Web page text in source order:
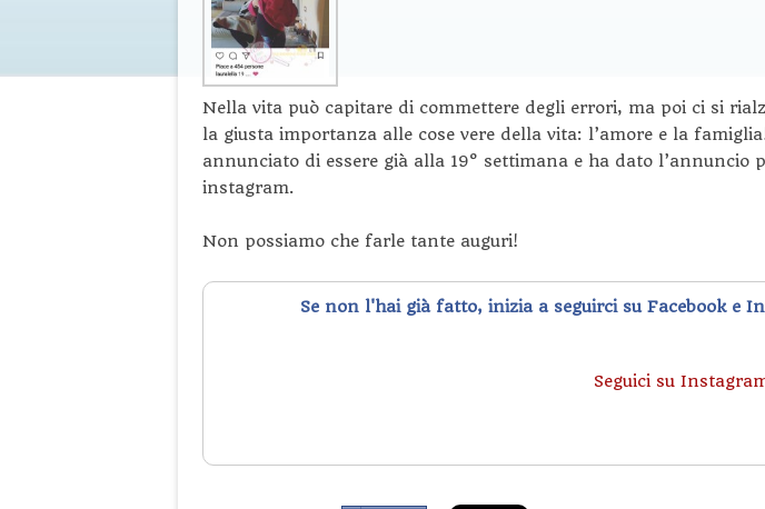
Nella vita può capitare di commettere degli errori, ma poi ci si
la giusta importanza alle cose vere della vita: l’amore e la
annunciato di essere già alla 19° settimana e ha dato l’annuncio
instagram.
Non possiamo che farle tante auguri!
Se non l'hai già fatto, inizia a seguirci su Facebook e
Seguici su